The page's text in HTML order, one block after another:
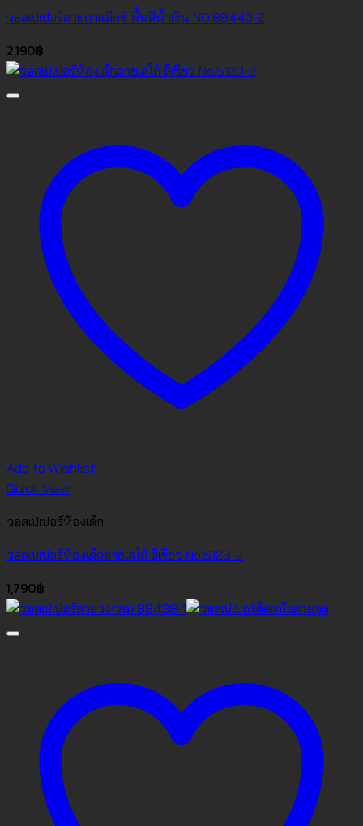
วอลเปเปอร์ลายกาแล็คซี พื้นสีน้ำเงิน NO.88440-2
2,190฿
Add to Wishlist
Quick View
วอลเปเปอร์ห้องเด็ก
วอลเปเปอร์ห้องเด็กลายเลโก้ สีเขียว No.5123-2
1,790฿